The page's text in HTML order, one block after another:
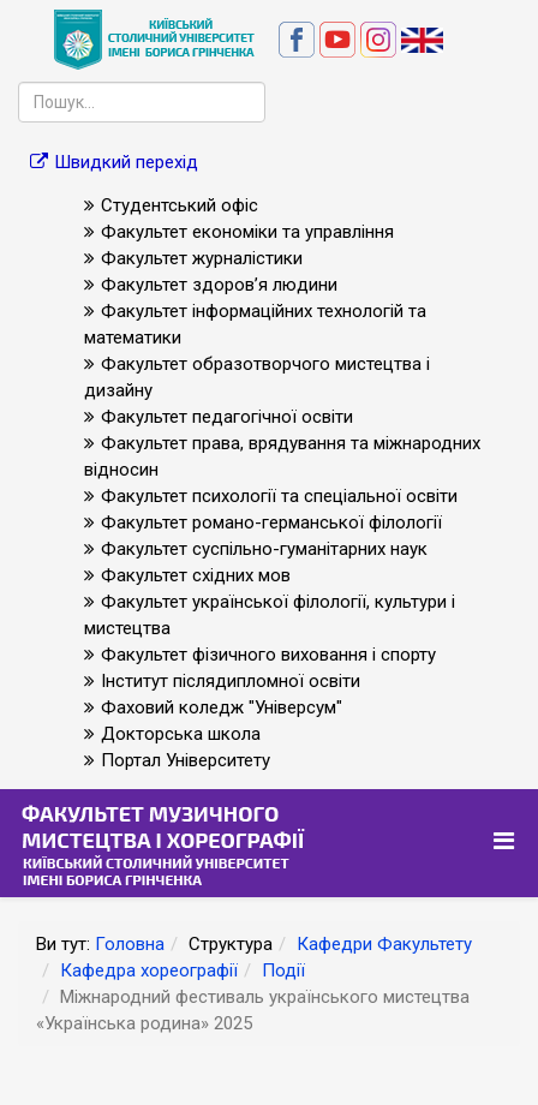
Швидкий перехід
Студентський офіс
Факультет економіки та управління
Факультет журналістики
Факультет здоров’я людини
Факультет інформаційних технологій та
математики
Факультет образотворчого мистецтва і
дизайну
Факультет педагогічної освіти
Факультет права, врядування та міжнародних
відносин
Факультет психології та спеціальної освіти
Факультет романо-германської філології
Факультет суспільно-гуманітарних наук
Факультет східних мов
Факультет української філології, культури і
мистецтва
Факультет фізичного виховання і спорту
Інститут післядипломної освіти
Фаховий коледж "Універсум"
Докторська школа
Портал Університету
Ви тут: Головна Структура
Кафедри Факультету
Кафедра хореографії
Події
Міжнародний фестиваль українського мистецтва
«Українська родина» 2025